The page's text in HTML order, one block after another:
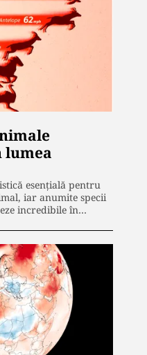
lumea
esențială pentru
iar anumite specii
incredibile în…